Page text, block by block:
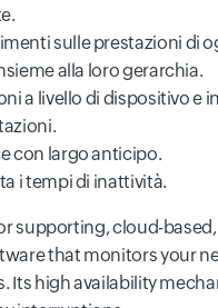
sulle prestazioni di
alla loro gerarchia.
a livello di dispositivo e
con largo anticipo.
i tempi di inattività.
supporting, cloud-
that monitors your
Its high availability